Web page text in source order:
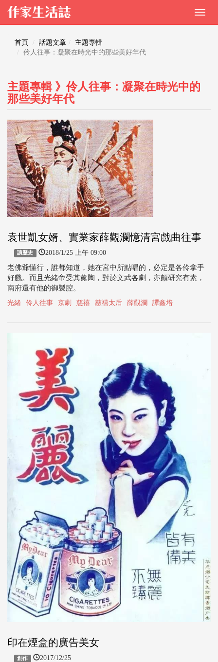
首頁 話題文章
主題專輯
伶人往事：凝聚在時光中的那些美好年代
主題專輯 》伶人往事：凝聚在時光中的
那些美好年代
袁世凱女婿、實業家薛觀瀾憶清宮戲曲往事
讀歷史 2018/1/25 上午 09:00
老佛爺懂行，誰都知道，她在宮中所點唱的，必定是各伶拿手
好戲。而且光緒帝受其薰陶，對於文武各劇，亦頗研究有素，
南府還有他的御製腔。
光緒 伶人往事 京劇 慈禧 慈禧太后 薛觀瀾 譚鑫培
印在煙盒的廣告美女
創作 2017/12/25